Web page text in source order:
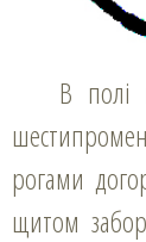
В полі печатки півкруглий щит, на якому
рогами
щитом